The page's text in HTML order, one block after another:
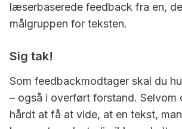
læserbaserede feedback fra en,
målgruppen for teksten.
Sig tak!
Som feedbackmodtager skal du
– også i overført forstand.
hårdt at få at vide, at en tekst,